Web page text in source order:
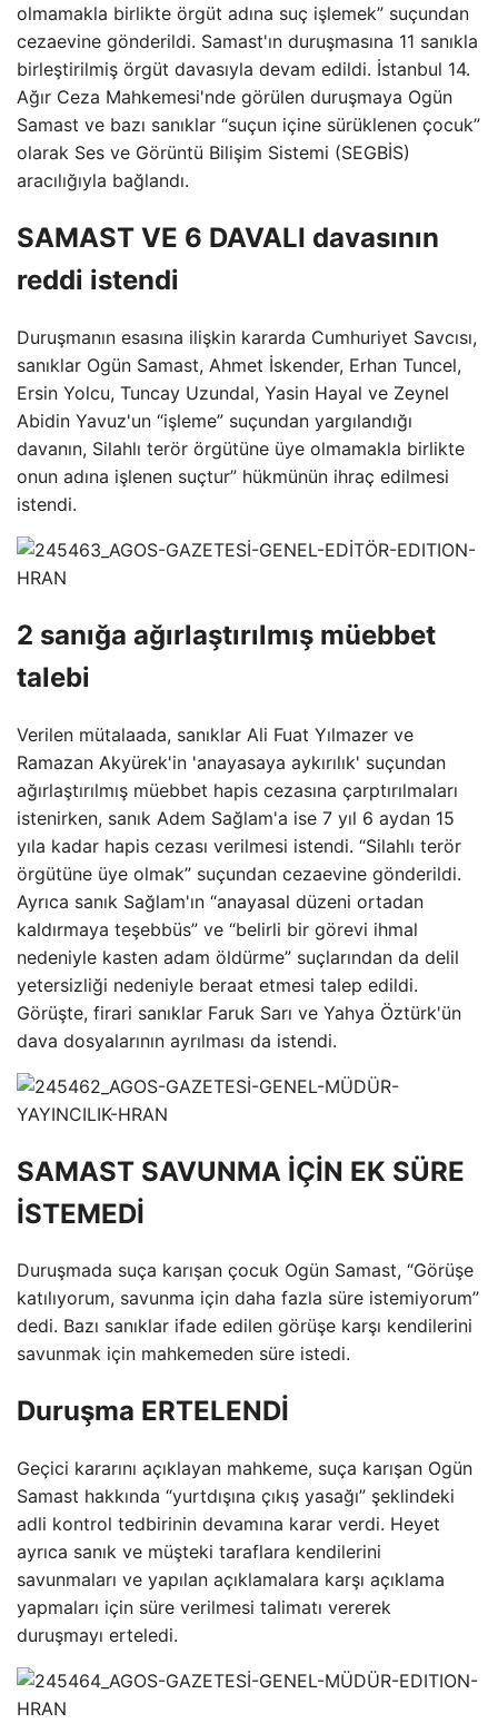
olmamakla birlikte örgüt adına suç işlemek” suçundan
cezaevine gönderildi. Samast'ın duruşmasına 11 sanıkla
birleştirilmiş örgüt davasıyla devam edildi. İstanbul 14.
Ağır Ceza Mahkemesi'nde görülen duruşmaya Ogün
Samast ve bazı sanıklar “suçun içine sürüklenen çocuk”
olarak Ses ve Görüntü Bilişim Sistemi (SEGBİS)
aracılığıyla bağlandı.
SAMAST VE 6 DAVALI davasının
reddi istendi
Duruşmanın esasına ilişkin kararda Cumhuriyet Savcısı,
sanıklar Ogün Samast, Ahmet İskender, Erhan Tuncel,
Ersin Yolcu, Tuncay Uzundal, Yasin Hayal ve Zeynel
Abidin Yavuz'un “işleme” suçundan yargılandığı
davanın, Silahlı terör örgütüne üye olmamakla birlikte
onun adına işlenen suçtur” hükmünün ihraç edilmesi
istendi.
2 sanığa ağırlaştırılmış müebbet
talebi
Verilen mütalaada, sanıklar Ali Fuat Yılmazer ve
Ramazan Akyürek'in 'anayasaya aykırılık' suçundan
ağırlaştırılmış müebbet hapis cezasına çarptırılmaları
istenirken, sanık Adem Sağlam'a ise 7 yıl 6 aydan 15
yıla kadar hapis cezası verilmesi istendi. “Silahlı terör
örgütüne üye olmak” suçundan cezaevine gönderildi.
Ayrıca sanık Sağlam'ın “anayasal düzeni ortadan
kaldırmaya teşebbüs” ve “belirli bir görevi ihmal
nedeniyle kasten adam öldürme” suçlarından da delil
yetersizliği nedeniyle beraat etmesi talep edildi.
Görüşte, firari sanıklar Faruk Sarı ve Yahya Öztürk'ün
dava dosyalarının ayrılması da istendi.
SAMAST SAVUNMA İÇİN EK SÜRE
İSTEMEDİ
Duruşmada suça karışan çocuk Ogün Samast, “Görüşe
katılıyorum, savunma için daha fazla süre istemiyorum”
dedi. Bazı sanıklar ifade edilen görüşe karşı kendilerini
savunmak için mahkemeden süre istedi.
Duruşma ERTELENDİ
Geçici kararını açıklayan mahkeme, suça karışan Ogün
Samast hakkında “yurtdışına çıkış yasağı” şeklindeki
adli kontrol tedbirinin devamına karar verdi. Heyet
ayrıca sanık ve müşteki taraflara kendilerini
savunmaları ve yapılan açıklamalara karşı açıklama
yapmaları için süre verilmesi talimatı vererek
duruşmayı erteledi.